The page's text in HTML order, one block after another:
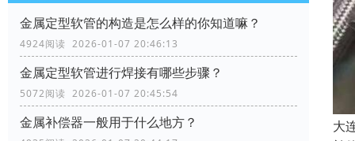
金属定型软管的构造是怎么样的你知道嘛？
4924阅读 2026-01-07 20:46:13
金属定型软管进行焊接有哪些步骤？
5072阅读 2026-01-07 20:45:54
金属补偿器一般用于什么地方？
大